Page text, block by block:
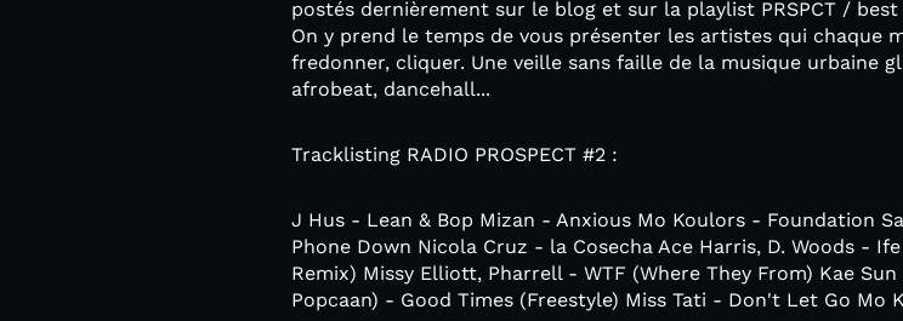
postés dernièrement sur le blog et sur la playlist PRSPCT /
On y prend le temps de vous présenter les artistes qui chaque
fredonner, cliquer. Une veille sans faille de la musique urbaine
afrobeat, dancehall...
Tracklisting RADIO PROSPECT #2 :
J Hus - Lean & Bop Mizan - Anxious Mo Koulors - Foundation
Phone Down Nicola Cruz - la Cosecha Ace Harris, D. Woods -
Remix) Missy Elliott, Pharrell - WTF (Where They From) Kae
Popcaan) - Good Times (Freestyle) Miss Tati - Don't Let Go Mo